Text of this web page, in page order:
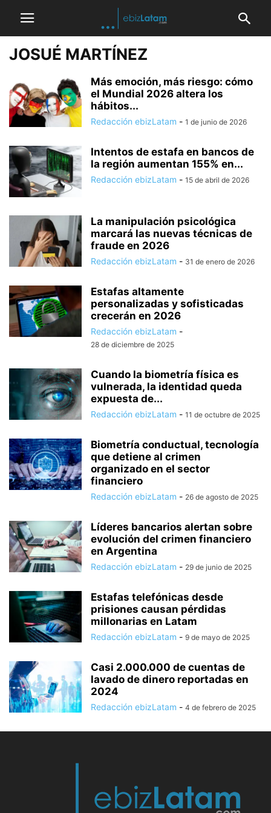
JOSUÉ MARTÍNEZ
Más emoción, más riesgo: cómo
el Mundial 2026 altera los
hábitos...
Redacción ebizLatam - 1 de junio de 2026
Intentos de estafa en bancos de
la región aumentan 155% en...
Redacción ebizLatam - 15 de abril de 2026
La manipulación psicológica
marcará las nuevas técnicas de
fraude en 2026
Redacción ebizLatam - 31 de enero de 2026
Estafas altamente
personalizadas y sofisticadas
crecerán en 2026
Redacción ebizLatam -
28 de diciembre de 2025
Cuando la biometría física es
vulnerada, la identidad queda
expuesta de...
Redacción ebizLatam - 11 de octubre de 2025
Biometría conductual, tecnología
que detiene al crimen
organizado en el sector
financiero
Redacción ebizLatam - 26 de agosto de 2025
Líderes bancarios alertan sobre
evolución del crimen financiero
en Argentina
Redacción ebizLatam - 29 de junio de 2025
Estafas telefónicas desde
prisiones causan pérdidas
millonarias en Latam
Redacción ebizLatam - 9 de mayo de 2025
Casi 2.000.000 de cuentas de
lavado de dinero reportadas en
2024
Redacción ebizLatam - 4 de febrero de 2025